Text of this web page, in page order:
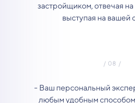
застройщиком, отвечая
выступая на вашей
- Ваш персональный
любым удобным способом